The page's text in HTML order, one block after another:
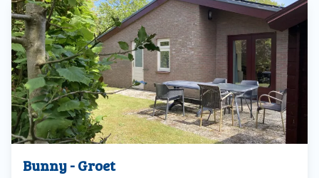
Bunny - Groet